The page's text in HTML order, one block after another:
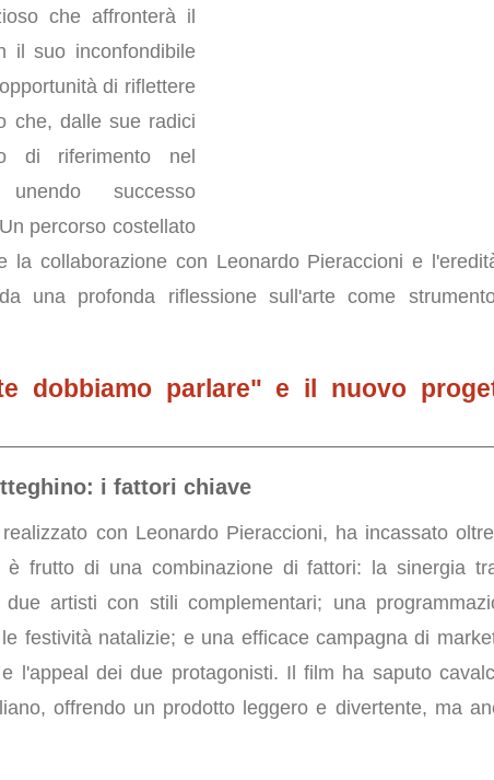
che affronterà il
il suo inconfondibile
di riflettere
che, dalle sue radici
di riferimento nel
successo
percorso costellato
la collaborazione con Leonardo Pieraccioni e
una profonda riflessione sull'arte come
dobbiamo parlare" e il nuovo
i fattori chiave
con Leonardo Pieraccioni, ha incassato
è frutto di una combinazione di fattori: la sinergia
artisti con stili complementari; una
festività natalizie; e una efficace campagna di
l'appeal dei due protagonisti. Il film ha saputo
offrendo un prodotto leggero e divertente, ma